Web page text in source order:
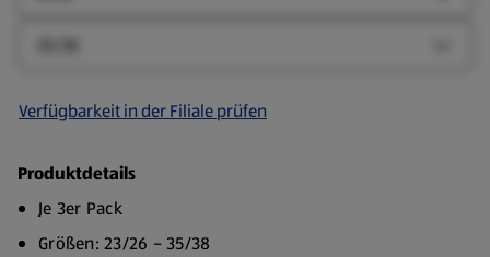
Verfügbarkeit in der Filiale prüfen
Produktdetails
Je 3er Pack
Größen: 23/26 – 35/38